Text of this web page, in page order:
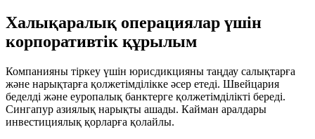
Халықаралық операциялар үшін
корпоративтік құрылым
Компанияны тіркеу үшін юрисдикцияны таңдау салықтарға
және нарықтарға қолжетімділікке әсер етеді. Швейцария
беделді және еуропалық банктерге қолжетімділікті береді.
Сингапур азиялық нарықты ашады. Кайман аралдары
инвестициялық қорларға қолайлы.